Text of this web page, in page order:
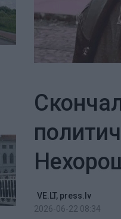
VE.LT, press.lv
2026-06-22 08:34